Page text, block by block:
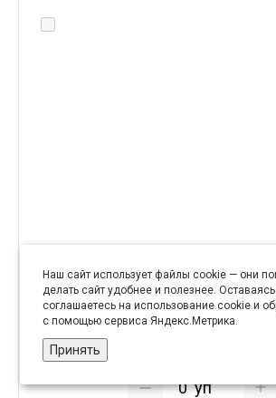
шир. 2 мм (уп. 20 м) бело-
уп
Наш сайт использует файлы cookie — они
делать сайт удобнее и полезнее.
соглашаетесь на использование cookie и
с помощью сервиса Яндекс.Метрика.
Принять